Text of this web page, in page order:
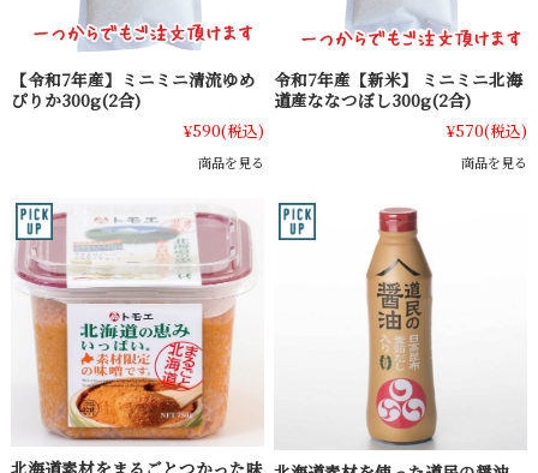
【令和7年産】ミニミニ清流ゆめ
ぴりか300g(2合)
¥590(税込)
商品を見る
令和7年産【新米】 ミニミニ北海
道産ななつぼし300g(2合)
¥570(税込)
商品を見る
北海道素材をまるごとつかった味